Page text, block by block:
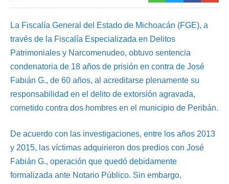
La Fiscalía General del Estado de Michoacán (FGE), a
través de la Fiscalía Especializada en Delitos
Patrimoniales y Narcomenudeo, obtuvo sentencia
condenatoria de 18 años de prisión en contra de José
Fabián G., de 60 años, al acreditarse plenamente su
responsabilidad en el delito de extorsión agravada,
cometido contra dos hombres en el municipio de Peribán.
De acuerdo con las investigaciones, entre los años 2013
y 2015, las víctimas adquirieron dos predios con José
Fabián G., operación que quedó debidamente
formalizada ante Notario Público. Sin embargo,